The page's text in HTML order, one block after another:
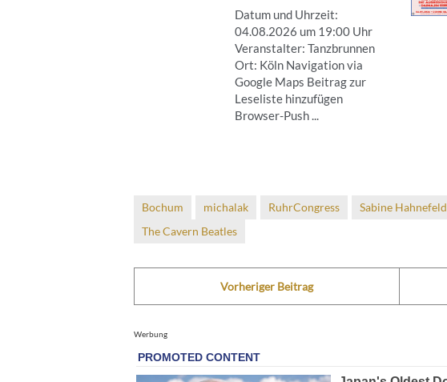
Datum und Uhrzeit:
04.08.2026 um 19:00 Uhr
Veranstalter: Tanzbrunnen
Ort: Köln Navigation via
Google Maps Beitrag zur
Leseliste hinzufügen
Browser-Push ...
Bochum michalak RuhrCongress Sabine Hahnefeld
The Cavern Beatles
Vorheriger Beitrag
Werbung